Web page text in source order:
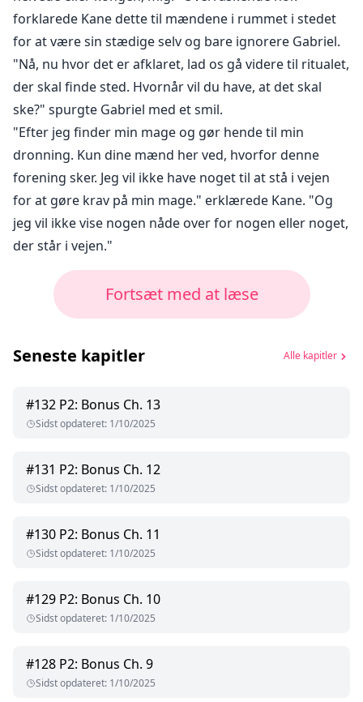
forklarede Kane dette til mændene i rummet i stedet
for at være sin stædige selv og bare ignorere Gabriel.
"Nå, nu hvor det er afklaret, lad os gå videre til ritualet,
der skal finde sted. Hvornår vil du have, at det skal
ske?" spurgte Gabriel med et smil.
"Efter jeg finder min mage og gør hende til min
dronning. Kun dine mænd her ved, hvorfor denne
forening sker. Jeg vil ikke have noget til at stå i vejen
for at gøre krav på min mage." erklærede Kane. "Og
jeg vil ikke vise nogen nåde over for nogen eller noget,
der står i vejen."
Fortsæt med at læse
Seneste kapitler Alle kapitler
#132 P2: Bonus Ch. 13
Sidst opdateret: 1/10/2025
#131 P2: Bonus Ch. 12
Sidst opdateret: 1/10/2025
#130 P2: Bonus Ch. 11
Sidst opdateret: 1/10/2025
#129 P2: Bonus Ch. 10
Sidst opdateret: 1/10/2025
#128 P2: Bonus Ch. 9
Sidst opdateret: 1/10/2025